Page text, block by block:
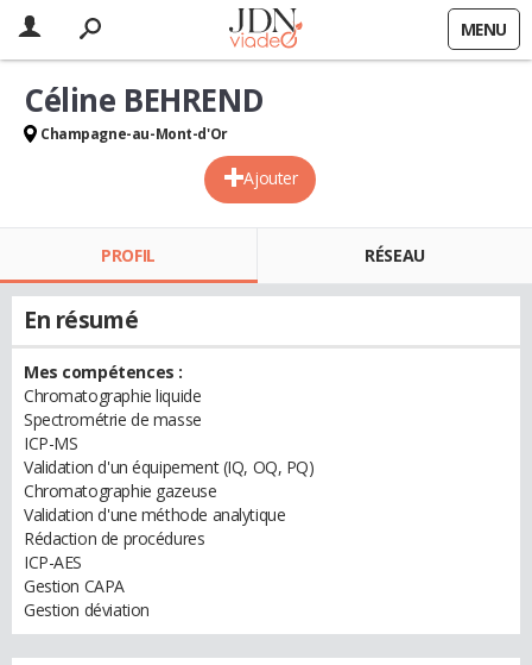
MENU
Ajouter
Céline BEHREND
Champagne-au-Mont-d'Or
PROFIL RÉSEAU
En résumé
Mes compétences :
Chromatographie liquide
Spectrométrie de masse
ICP-MS
Validation d'un équipement (IQ, OQ, PQ)
Chromatographie gazeuse
Validation d'une méthode analytique
Rédaction de procédures
ICP-AES
Gestion CAPA
Gestion déviation